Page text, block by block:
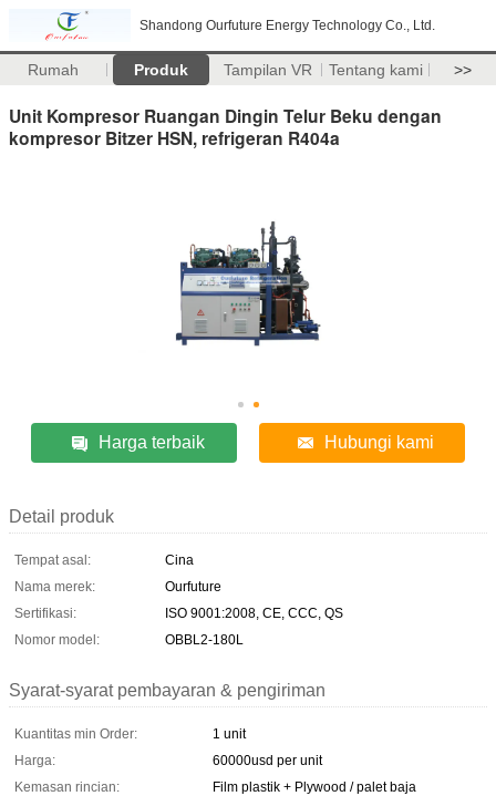
Shandong Ourfuture Energy Technology Co., Ltd.
Rumah Produk Tampilan VR Tentang kami >>
Unit Kompresor Ruangan Dingin Telur Beku dengan
kompresor Bitzer HSN, refrigeran R404a
Harga terbaik Hubungi kami
Detail produk
Tempat asal:
Cina
Nama merek:
Ourfuture
Sertifikasi:
ISO 9001:2008, CE, CCC, QS
Nomor model:
OBBL2-180L
Syarat-syarat pembayaran & pengiriman
Kuantitas min Order:
1 unit
Harga:
60000usd per unit
Kemasan rincian:
Film plastik + Plywood / palet baja